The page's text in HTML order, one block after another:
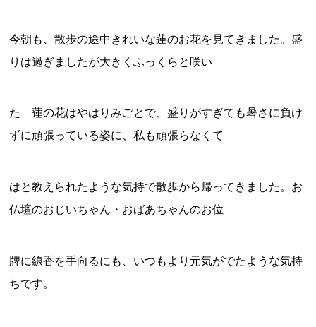
今朝も、散歩の途中きれいな蓮のお花を見てきました。盛
りは過ぎましたが大きくふっくらと咲い
た 蓮の花はやはりみごとで、盛りがすぎても暑さに負け
ずに頑張っている姿に、私も頑張らなくて
はと教えられたような気持で散歩から帰ってきました。お
仏壇のおじいちゃん・おばあちゃんのお位
牌に線香を手向るにも、いつもより元気がでたような気持
ちです。